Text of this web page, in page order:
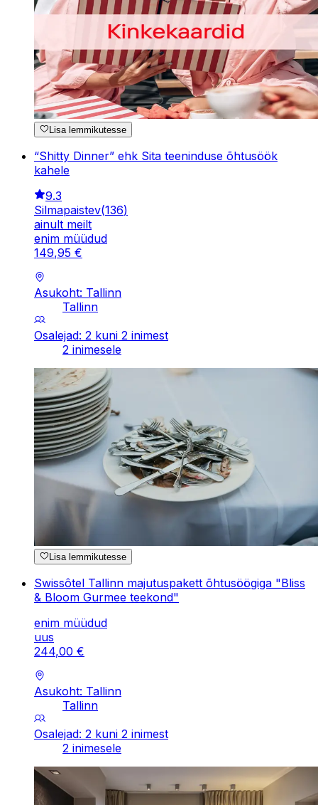
Lisa lemmikutesse
“Shitty Dinner” ehk Sita teeninduse õhtusöök
kahele
9.3
Silmapaistev(136)
ainult meilt
enim müüdud
149,95 €
Asukoht: Tallinn
Tallinn
Osalejad: 2 kuni 2 inimest
2 inimesele
Lisa lemmikutesse
Swissôtel Tallinn majutuspakett õhtusöögiga "Bliss
& Bloom Gurmee teekond"
enim müüdud
uus
244,00 €
Asukoht: Tallinn
Tallinn
Osalejad: 2 kuni 2 inimest
2 inimesele